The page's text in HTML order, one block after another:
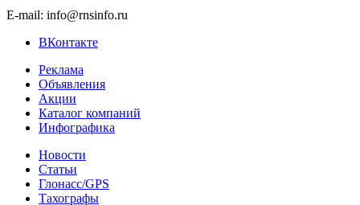
E-mail: info@rnsinfo.ru
ВКонтакте
Реклама
Объявления
Акции
Каталог компаний
Инфографика
Новости
Статьи
Глонасс/GPS
Тахографы